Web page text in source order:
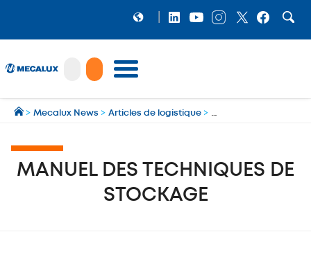
LOGICIELS
MECALUX NEWS
NOS RÉFÉRENCES
> Mecalux News > Articles de logistique >
MANUEL DES TECHNIQUES DE
STOCKAGE